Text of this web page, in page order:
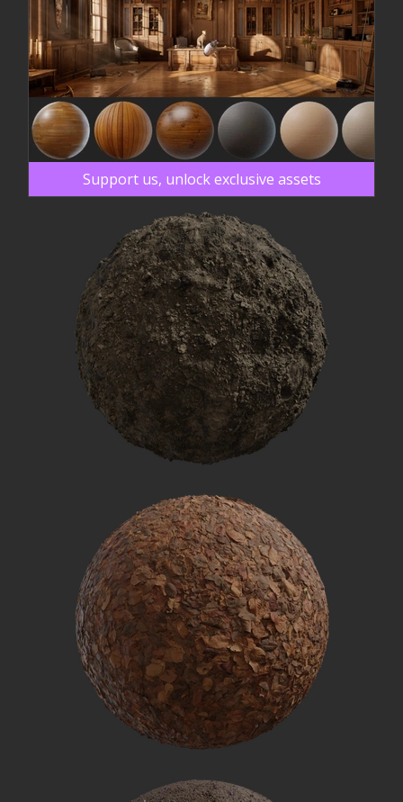
Support us, unlock exclusive assets